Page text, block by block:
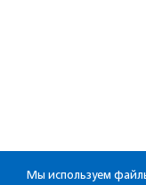
Мы используем